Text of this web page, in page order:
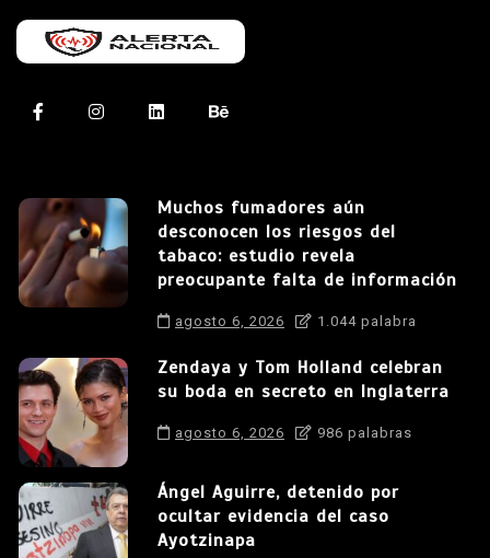
Muchos fumadores aún
desconocen los riesgos del
tabaco: estudio revela
preocupante falta de información
agosto 6, 2026 1.044 palabra
Zendaya y Tom Holland celebran
su boda en secreto en Inglaterra
agosto 6, 2026 986 palabras
Ángel Aguirre, detenido por
ocultar evidencia del caso
Ayotzinapa